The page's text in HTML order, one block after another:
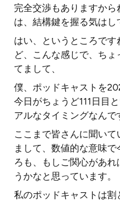
完全交渉もありますか
は、結構鍵を握る気はし
はい、というところで
ど、こんな感じで、ち
てまして、
僕、ポッドキャストを
今日がちょうど111日目
アルなタイミングなんで
ここまで皆さんに聞い
まして、数値的な意味
ろも、もしご関心があ
うかなと思っています。
私のポッドキャストは割